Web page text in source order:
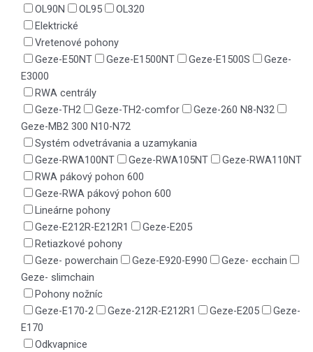
OL90N
OL95
OL320
Elektrické
Vretenové pohony
Geze-E50NT
Geze-E1500NT Geze-E1500S
Geze-
E3000
RWA centrály
Geze-TH2
Geze-TH2-comfor
Geze-260 N8-N32
Geze-MB2 300 N10-N72
Systém odvetrávania a uzamykania
Geze-RWA100NT
Geze-RWA105NT
Geze-RWA110NT
RWA pákový pohon 600
Geze-RWA pákový pohon 600
Lineárne pohony
Geze-E212R-E212R1
Geze-E205
Retiazkové pohony
Geze- powerchain
Geze-E920-E990
Geze- ecchain
Geze- slimchain
Pohony nožníc
Geze-E170-2
Geze-212R-E212R1 Geze-E205
Geze-
E170
Odkvapnice